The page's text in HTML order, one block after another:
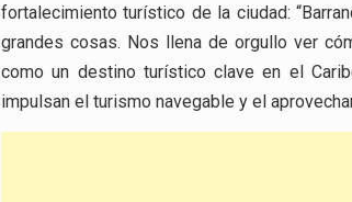
fortalecimiento turístico de la ciudad:
grandes cosas. Nos llena de orgullo ver
como un destino turístico clave en el
impulsan el turismo navegable y el